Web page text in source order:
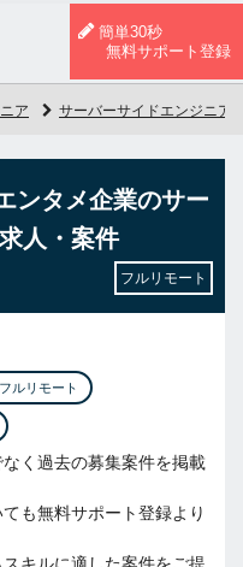
簡単30秒
無料サポート登録
ア サーバーサイドエンジニア
ンタメ企業のサー
人・案件
フルリモート
フルリモート
く過去の募集案件を掲載
も無料サポート登録より